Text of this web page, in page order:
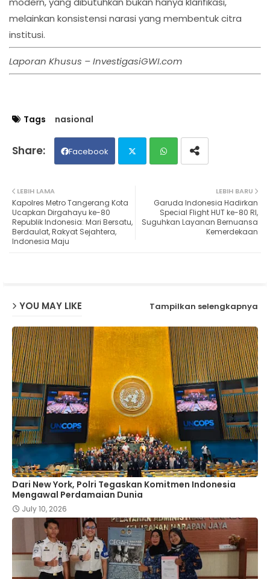
melainkan konsistensi narasi yang membentuk citra
institusi.
Laporan Khusus – InvestigasiGWI.com
Tags nasional
Facebook
ter ats
LEBIH BARU
Garuda Indonesia Hadirkan
Special Flight HUT ke-80 RI,
Suguhkan Layanan Bernuansa
Kemerdekaan
LEBIH LAMA
Kapolres Metro Tangerang Kota
Ucapkan Dirgahayu ke-80
Republik Indonesia: Mari Bersatu,
Berdaulat, Rakyat Sejahtera,
Indonesia Maju
YOU MAY LIKE Tampilkan selengkapnya
Dari New York, Polri Tegaskan Komitmen Indonesia
Mengawal Perdamaian Dunia
July 10, 2026